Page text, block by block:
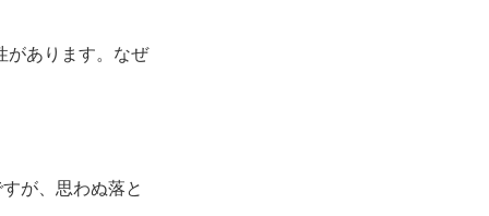
があります。なぜ
が、思わぬ落と